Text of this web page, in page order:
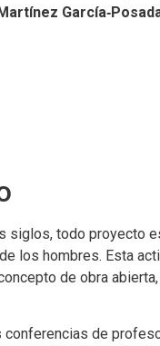
todo proyecto
los hombres. Esta
de obra
de